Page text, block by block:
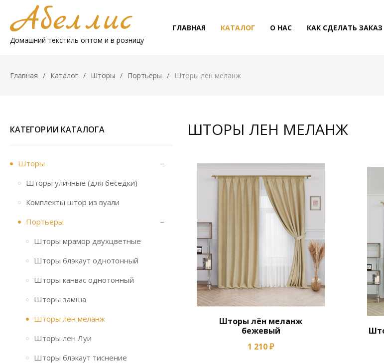
Домашний текстиль оптом и в розницу
ГЛАВНАЯ КАТАЛОГ О НАС КАК СДЕЛАТЬ ЗАКАЗ
Главная Каталог Шторы Портьеры Шторы лен меланж
КАТЕГОРИИ КАТАЛОГА
Шторы
Шторы уличные (для беседки)
Комплекты штор из вуали
Портьеры
Шторы мрамор двухцветные
Шторы блэкаут однотонный
Шторы канвас однотонный
Шторы замша
Шторы лен меланж
Шторы лен Луи
Шторы блэкаут тиснение
ШТОРЫ ЛЕН МЕЛАНЖ
Шторы лён меланж
бежевый
1 210 ₽